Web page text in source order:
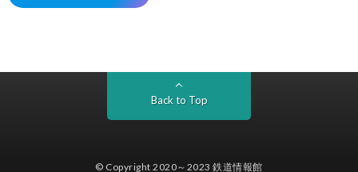
Back to Top
© Copyright 2020～2023鉄道情報館